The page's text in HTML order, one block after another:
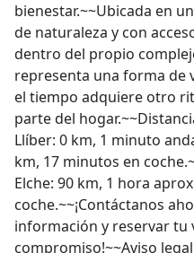
bienestar.~~Ubicada en
de naturaleza y con
dentro del propio
representa una forma de
el tiempo adquiere otro
parte del
Llíber: 0 km, 1 minuto
km, 17 minutos en
Elche: 90 km, 1 hora
coche.~~¡Contáctanos
información y reservar tu
compromiso!~~Aviso